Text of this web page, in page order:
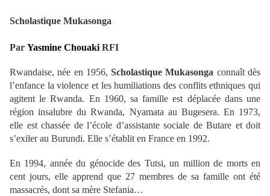
Scholastique Mukasonga
Par Yasmine Chouaki RFI
Rwandaise, née en 1956,Scholastique Mukasonga connaît dès
l’enfance la violence et les humiliations des conflits ethniques qui
agitent le Rwanda. En 1960, sa famille est déplacée dans une
région insalubre du Rwanda, Nyamata au Bugesera. En 1973,
elle est chassée de l’école d’assistante sociale de Butare et doit
s’exiler au Burundi. Elle s’établit en France en 1992.
En 1994, année du génocide des Tutsi, un million de morts en
cent jours, elle apprend que 27 membres de sa famille ont été
massacrés, dont sa mère Stefania…